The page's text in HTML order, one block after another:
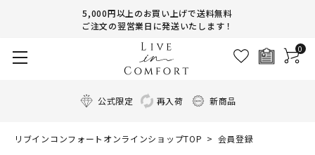
5,000円以上のお買い上げで送料無料
ご注文の翌営業日に発送いたします！
0
公式限定 再入荷 新商品
リブインコンフォートオンラインショップTOP 会員登録